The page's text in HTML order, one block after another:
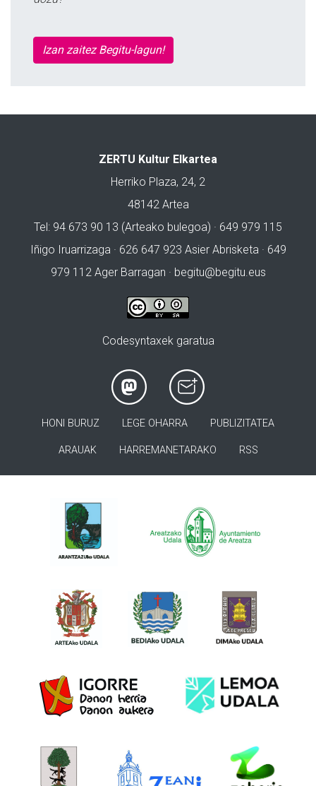
Izan zaitez Begitu-lagun!
ZERTU Kultur Elkartea
Herriko Plaza, 24, 2
48142 Artea
Tel: 94 673 90 13 (Arteako bulegoa) · 649 979 115
Iñigo Iruarrizaga · 626 647 923 Asier Abrisketa · 649
979 112 Ager Barragan · begitu@begitu.eus
Codesyntaxek garatua
HONI BURUZ LEGE OHARRA PUBLIZITATEA
ARAUAK HARREMANETARAKO RSS